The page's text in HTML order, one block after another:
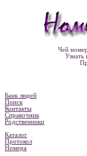
Чей
Узнать
Банк людей
Поиск
Контакты
Справочник
Родственники
Каталог
Протокол
Номера